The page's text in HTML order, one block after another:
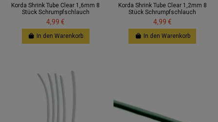
Korda Shrink Tube Clear 1,6mm 8
Stück Schrumpfschlauch
4,99 €
In den Warenkorb
Korda Shrink Tube Clear 1,2mm 8
Stück Schrumpfschlauch
4,99 €
In den Warenkorb